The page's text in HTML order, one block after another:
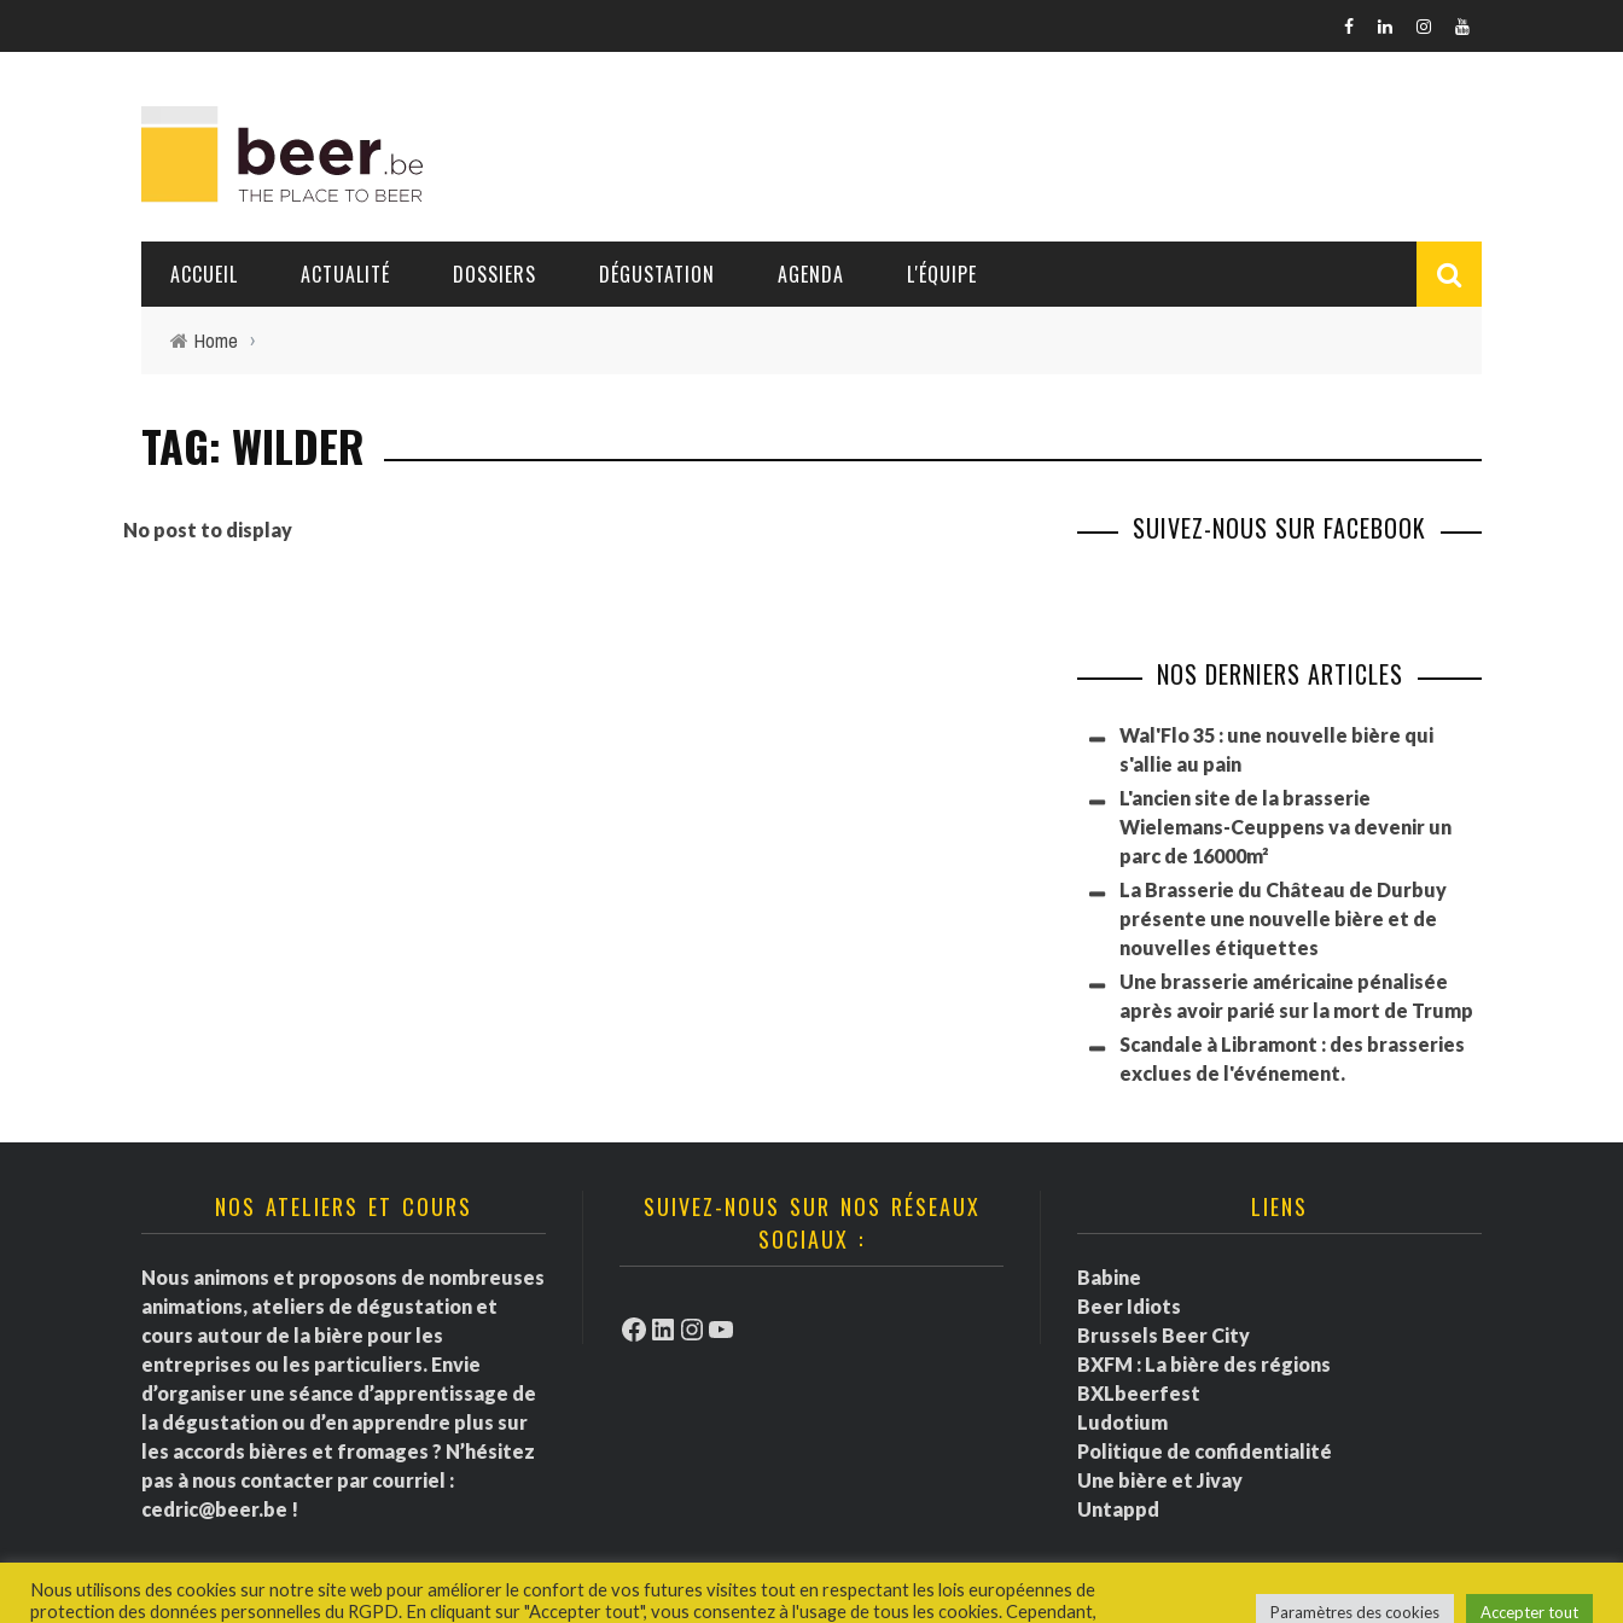
ACCUEIL ACTUALITÉ DOSSIERS DÉGUSTATION AGENDA L'ÉQUIPE
Home ›
TAG: WILDER
No post to display SUIVEZ-NOUS SUR FACEBOOK
NOS DERNIERS ARTICLES
Wal'Flo 35 : une nouvelle bière qui
s'allie au pain
L'ancien site de la brasserie
Wielemans-Ceuppens va devenir un
parc de 16000m²
La Brasserie du Château de Durbuy
présente une nouvelle bière et de
nouvelles étiquettes
Une brasserie américaine pénalisée
après avoir parié sur la mort de Trump
Scandale à Libramont : des brasseries
exclues de l'événement.
NOS ATELIERS ET COURS
Nous animons et proposons de nombreuses
animations, ateliers de dégustation et
cours autour de la bière pour les
entreprises ou les particuliers. Envie
d’organiser une séance d’apprentissage de
la dégustation ou d’en apprendre plus sur
les accords bières et fromages ? N’hésitez
pas à nous contacter par courriel :
cedric@beer.be !
SUIVEZ-NOUS SUR NOS RÉSEAUX
SOCIAUX :
Facebook
LinkedIn
Instagram
YouTube
LIENS
Babine
Beer Idiots
Brussels Beer City
BXFM : La bière des régions
BXLbeerfest
Ludotium
Politique de confidentialité
Une bière et Jivay
Untappd
Nous utilisons des cookies sur notre site web pour améliorer le confort de vos futures visites tout en respectant les lois européennes de
protection des données personnelles du RGPD. En cliquant sur "Accepter tout", vous consentez à l'usage de tous les cookies. Cependant,
Paramètres des cookies Accepter tout